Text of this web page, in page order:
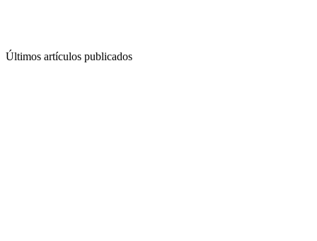
Últimos artículos publicados